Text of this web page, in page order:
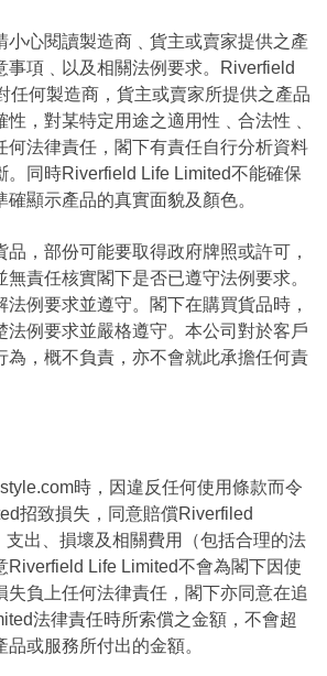
小心閱讀製造商﹑貨主或賣家提供之產
事項﹑以及相關法例要求。Riverfield
任何製造商，貨主或賣家所提供之產品
，對某特定用途之適用性﹑合法性﹑
何法律責任，閣下有責任自行分析資料
。同時Riverfield Life Limited不能確保
顯示產品的真實面貌及顏色。
，部份可能要取得政府牌照或許可，
責任核實閣下是否已遵守法例要求。
法例要求並遵守。閣下在購買貨品時，
法例要求並嚴格遵守。本公司對於客戶
為，概不負責，亦不會就此承擔任何責
時，因違反任何使用條款而令
招致損失，同意賠償Riverfiled
支出、損壞及相關費用（包括合理的法
Riverfield Life Limited不會為閣下因使
失負上任何法律責任，閣下亦同意在追
法律責任時所索償之金額，不會超
或服務所付出的金額。